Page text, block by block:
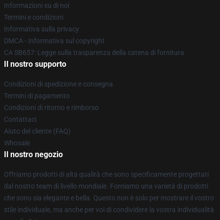
Informazioni su di noi
Termini e condizioni
Informativa sulla privacy
DMCA - Informativa sul copyright
CA SB657: Legge sulla trasparenza della catena di fornitura
Il nostro supporto
Condizioni di spedizione e consegna
Termini di pagamento
Condizioni di ritorno e rimborso
Contattaci
Aiuto del cliente (FAQ)
Whosale
Il nostro negozio
Offriamo prodotti di alta qualità che sono specificamente progettati
dal nostro team di livello mondiale. Forniamo una varietà di prodotti
che sono sia elegante e bella. Questo non è solo per mostrare il vostro
stile individuale, ma anche per voi di condividere la vostra individualità